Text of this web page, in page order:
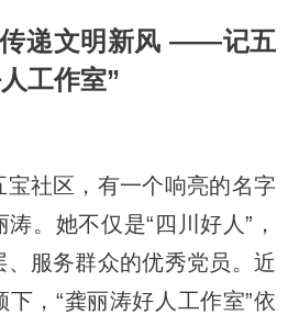
递文明新风 ——记五
工作室”
社区，有一个响亮的名字
。她不仅是“四川好人”，
、服务群众的优秀党员。近
，“龚丽涛好人工作室”依